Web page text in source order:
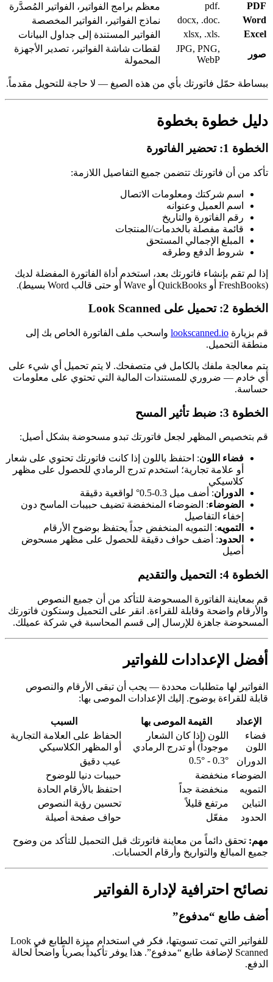
PDF
.pdf
معظم برامج الفواتير، الفواتير المُصدَّرة
Word
.docx, .doc
نماذج الفواتير، الفواتير المخصصة
Excel
.xlsx, .xls
الفواتير المستندة إلى جداول البيانات
صور
JPG, PNG,
WebP
لقطات شاشة الفواتير، تصدير الأجهزة
المحمولة
ببساطة حمّل فاتورتك بأي من هذه الصيغ — لا حاجة للتحويل مقدماً.
دليل خطوة بخطوة
الخطوة 1: تحضير الفاتورة
تأكد من أن فاتورتك تتضمن جميع التفاصيل اللازمة:
اسم شركتك ومعلومات الاتصال
اسم العميل وعنوانه
رقم الفاتورة والتاريخ
قائمة مفصلة بالخدمات/المنتجات
المبلغ الإجمالي المستحق
شروط الدفع وطرقه
إذا لم تقم بإنشاء فاتورتك بعد، استخدم أداة الفاتورة المفضلة لديك
(FreshBooks أو QuickBooks أو Wave أو حتى قالب Word بسيط).
الخطوة 2: تحميل على Look Scanned
قم بزيارة lookscanned.io واسحب ملف الفاتورة الخاص بك إلى
منطقة التحميل.
يتم معالجة ملفك بالكامل في متصفحك. لا يتم تحميل أي شيء على
أي خادم — ضروري للمستندات المالية التي تحتوي على معلومات
حساسة.
الخطوة 3: ضبط تأثير المسح
قم بتخصيص المظهر لجعل فاتورتك تبدو مسحوضة بشكل أصيل:
فضاء اللون: احتفظ باللون إذا كانت فاتورتك تحتوي على شعار
أو علامة تجارية؛ استخدم تدرج الرمادي للحصول على مظهر
كلاسيكي
الدوران: أضف ميل 0.3-0.5° لواقعية دقيقة
الضوضاء: الضوضاء المنخفضة تضيف حبيبات الماسح دون
إخفاء التفاصيل
التمويه: التمويه المنخفض جداً يحتفظ بوضوح الأرقام
الحدود: أضف حواف دقيقة للحصول على مظهر مسحوض
أصيل
الخطوة 4: التحميل والتقديم
قم بمعاينة الفاتورة المسحوضة للتأكد من أن جميع النصوص
والأرقام واضحة وقابلة للقراءة. انقر على التحميل وستكون فاتورتك
المسحوضة جاهزة للإرسال إلى قسم المحاسبة في شركة عميلك.
أفضل الإعدادات للفواتير
الفواتير لها متطلبات محددة — يجب أن تبقى الأرقام والنصوص
قابلة للقراءة بوضوح. إليك الإعدادات الموصى بها:
الإعداد القيمة الموصى بها
السبب
فضاء
اللون
اللون (إذا كان الشعار
موجوداً) أو تدرج الرمادي
الحفاظ على العلامة التجارية
أو المظهر الكلاسيكي
الدوران
0.3° - 0.5°
عيب دقيق
الضوضاء منخفضة
حبيبات دنيا للوضوح
التمويه
منخفضة جداً
احتفظ بالأرقام الحادة
التباين
مرتفع قليلاً
تحسين رؤية النصوص
الحدود
مفعّل حواف صفحة أصيلة
مهم: تحقق دائماً من معاينة فاتورتك قبل التحميل للتأكد من وضوح
جميع المبالغ والتواريخ وأرقام الحسابات.
نصائح احترافية لإدارة الفواتير
أضف طابع “مدفوع”
للفواتير التي تمت تسويتها، فكر في استخدام ميزة الطابع في Look
Scanned لإضافة طابع “مدفوع”. هذا يوفر تأكيداً بصرياً واضحاً لحالة
الدفع.